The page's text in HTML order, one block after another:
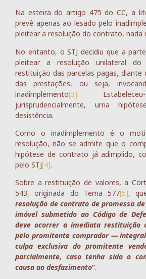
Na esteira do artigo 475 do CC, a
prevê apenas ao lesado pelo
pleitear a resolução do contrato, nada
No entanto, o STJ decidiu que a
pleitear a resolução unilateral
restituição das parcelas pagas, diante
das prestações, ou seja,
inadimplemento[3].
jurisprudencialmente, uma
desistência.
Como o inadimplemento é o
resolução, não se admite que o
hipótese de contrato já adimplido,
pelo STJ[4].
Sobre a restituição de valores, a
543, originada do Tema 577[5],
resolução de contrato de promessa
imóvel submetido ao Código de
deve ocorrer a imediata restituição
pelo promitente comprador —
culpa exclusiva do promitente
parcialmente, caso tenha sido o
causa ao desfazimento”.